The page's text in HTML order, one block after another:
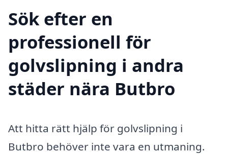
Sök efter en
professionell för
golvslipning i andra
städer nära Butbro
Att hitta rätt hjälp för golvslipning i
Butbro behöver inte vara en utmaning.